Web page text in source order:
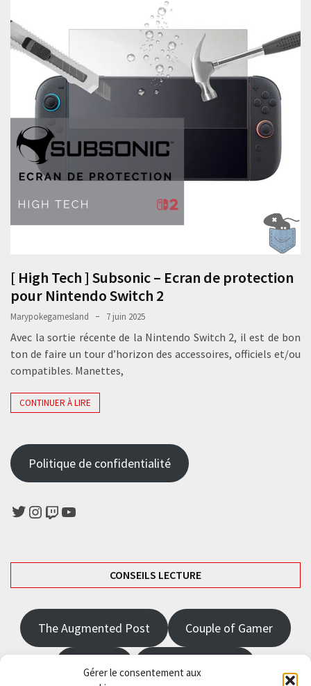
Gérer le consentement aux
[ High Tech ] Subsonic – Ecran de protection
pour Nintendo Switch 2
Marypokegamesland 7 juin 2025
Avec la sortie récente de la Nintendo Switch 2, il est de bon
ton de faire un tour d’horizon des accessoires, officiels et/ou
compatibles. Manettes,
CONTINUER À LIRE
Politique de confidentialité
Twitter
Instagram
TwitchYouTube
CONSEILS LECTURE
The Augmented Post Couple of Gamer
JRPGFR State of Gaming